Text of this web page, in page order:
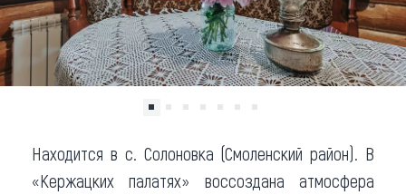
Находится в с. Солоновка (Смоленский район). В
«Кержацких палатях» воссоздана атмосфера